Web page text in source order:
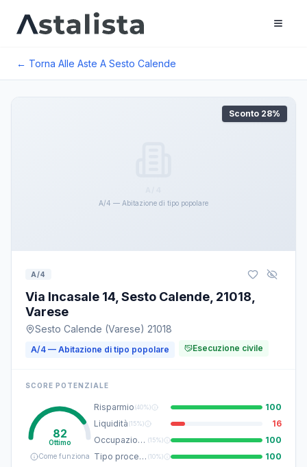
← Torna Alle Aste A Sesto Calende
A/4 — Abitazione di tipo popolare
Sconto 28%
A/4
Via Incasale 14, Sesto Calende, 21018,
Varese
Sesto Calende (Varese) 21018
A/4 — Abitazione di tipo popolare Esecuzione civile
SCORE POTENZIALE
82
Ottimo
Come funziona
Risparmio(40%)
100
Liquidità(15%)
16
Occupazione (15%)
100
Tipo procedura (10%)
100